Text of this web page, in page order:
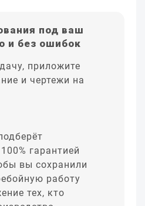
под ваш
и без ошибок
приложите
и чертежи на
гарантией
вы сохранили
работу
тех, кто